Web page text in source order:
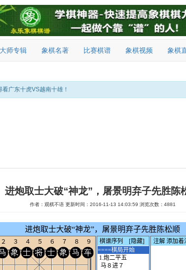
大师专辑 象棋名著 比赛棋谱 象棋视频 象棋
广东十虎VS越南十雄！
进炮取士大破“神龙”，屠景明弃子先胜陈
作者：观棋不语 更新时间：2016-11-13 14:03:59 浏览次数：4881